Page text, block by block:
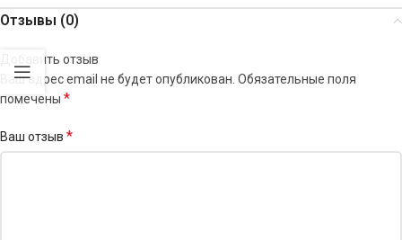
Отзывы (0)
Добавить отзыв
Ваш адрес email не будет опубликован. Обязательные поля
помечены *
Ваш отзыв *